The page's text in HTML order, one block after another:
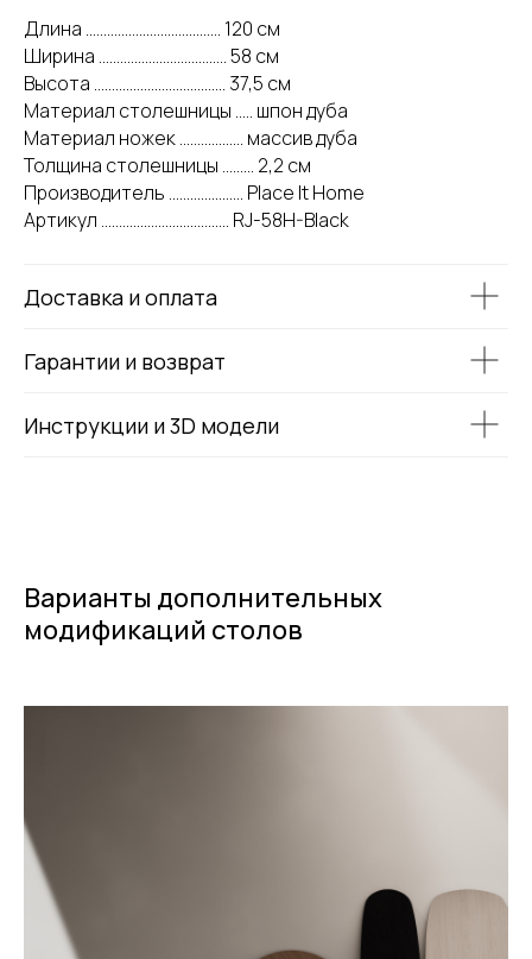
Длина ...................................... 120 см
Ширина .................................... 58 см
Высота ..................................... 37,5 см
Материал столешницы ..... шпон дуба
Материал ножек .................. массив дуба
Толщина столешницы ......... 2,2 см
Производитель ..................... Place It Home
Артикул .................................... RJ-58H-Black
Доставка и оплата
Гарантии и возврат
Инструкции и 3D модели
Варианты дополнительных
модификаций столов